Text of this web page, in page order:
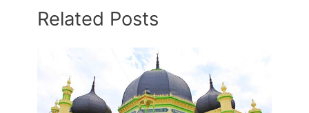
Related Posts